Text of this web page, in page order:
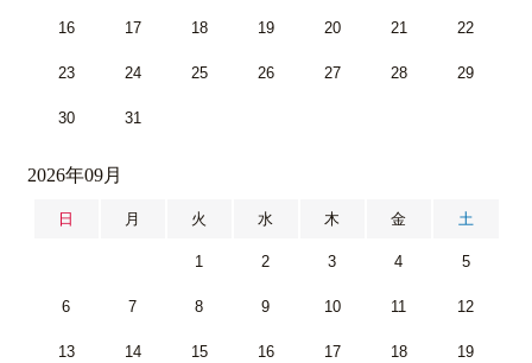
16 17 18 19 20 21 22
23 24 25 26 27 28 29
30 31
2026年09月
日 月 火 水 木 金 土
1 2 3 4 5
6 7 8 9 10 11 12
13 14 15 16 17 18 19